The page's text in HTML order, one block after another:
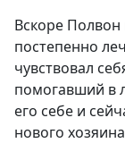
Вскоре Полвон
постепенно
чувствовал
помогавший в
его себе и
нового